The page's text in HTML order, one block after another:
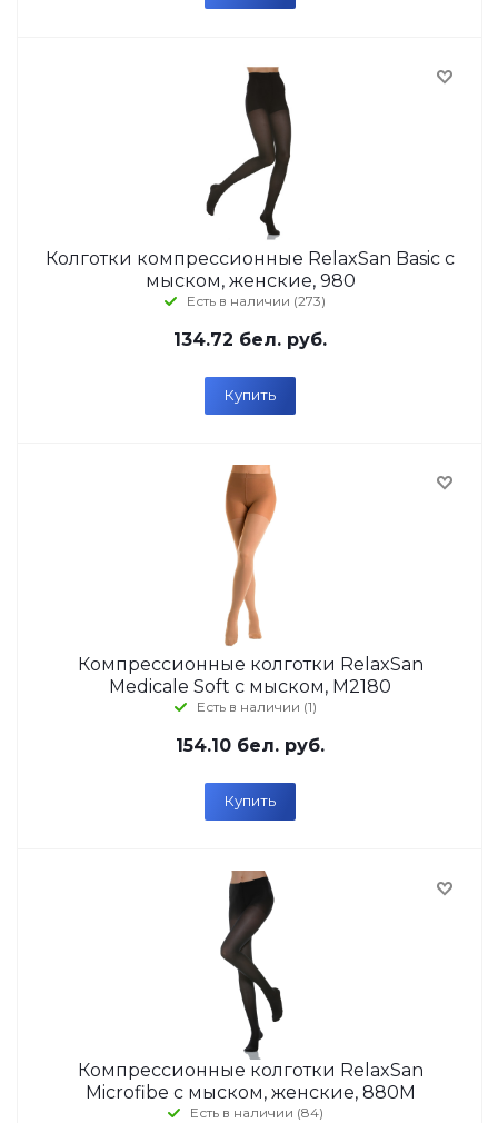
Колготки компрессионные RelaxSan Basic с
мыском, женские, 980
Есть в наличии (273)
134.72 бел. руб.
Купить
Компрессионные колготки RelaxSan
Medicale Soft с мыском, М2180
Есть в наличии (1)
154.10 бел. руб.
Купить
Компрессионные колготки RelaxSan
Microfibe с мыском, женские, 880М
Есть в наличии (84)